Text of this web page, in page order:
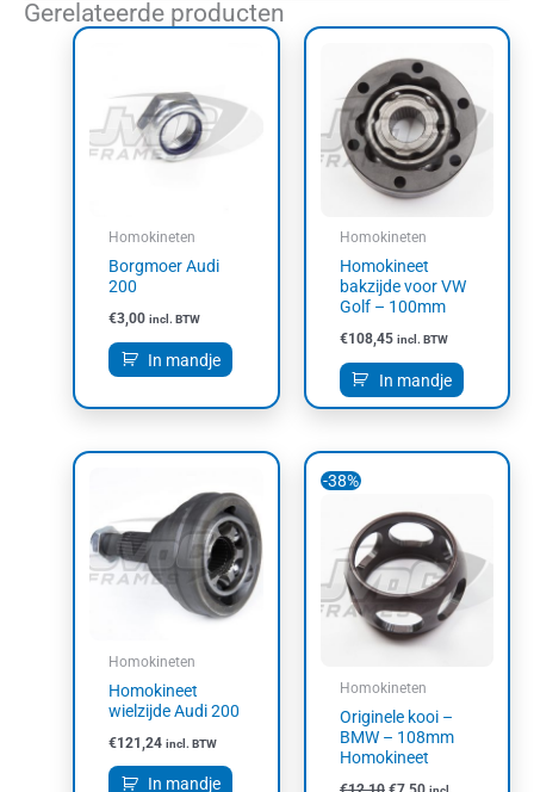
Gerelateerde producten
Homokineten
Borgmoer Audi
200
€3,00 incl. BTW
In mandje
Homokineten
Homokineet
bakzijde voor VW
Golf – 100mm
€108,45 incl. BTW
In mandje
Homokineten
Homokineet
wielzijde Audi 200
€121,24 incl. BTW
In mandje
-38%
Homokineten
Originele kooi –
BMW – 108mm
Homokineet
€12,10.€7,50.